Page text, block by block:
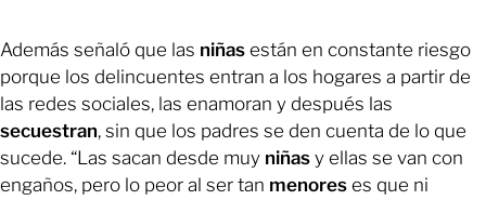
Además señaló que las niñas están en constante riesgo
porque los delincuentes entran a los hogares a partir de
las redes sociales, las enamoran y después las
secuestran, sin que los padres se den cuenta de lo que
sucede. “Las sacan desde muy niñas y ellas se van con
engaños, pero lo peor al ser tan menores es que ni